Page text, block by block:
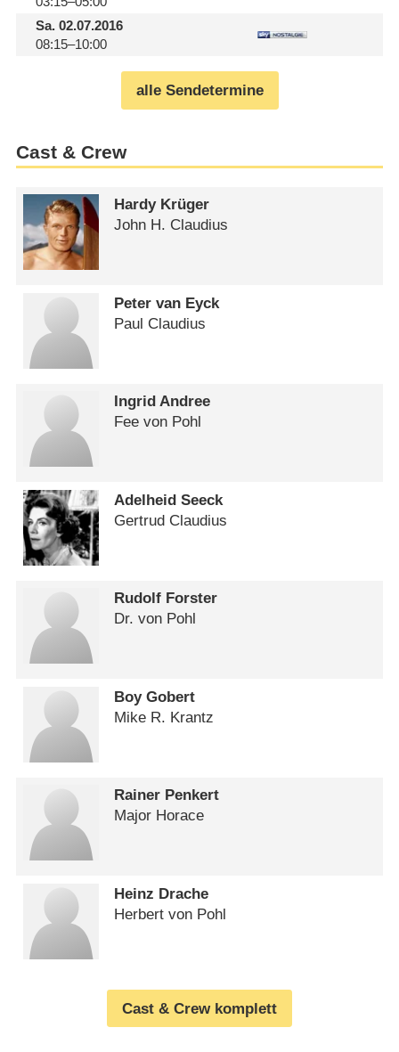
Sa.02.07.2016
08:15–10:00
alle Sendetermine
Cast & Crew
Hardy Krüger
John H. Claudius
Peter van Eyck
Paul Claudius
Ingrid Andree
Fee von Pohl
Adelheid Seeck
Gertrud Claudius
Rudolf Forster
Dr. von Pohl
Boy Gobert
Mike R. Krantz
Rainer Penkert
Major Horace
Heinz Drache
Herbert von Pohl
Cast & Crew komplett